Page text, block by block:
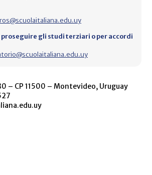
gli studi terziari o per accordi
– CP 11500 – Montevideo, Uruguay